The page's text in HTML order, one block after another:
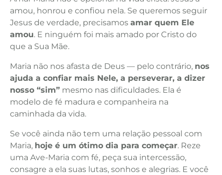
amou, honrou e confiou nela. Se queremos seguir
Jesus de verdade, precisamos amar quem Ele
amou. E ninguém foi mais amado por Cristo do
que a Sua Mãe.
Maria não nos afasta de Deus — pelo contrário, nos
ajuda a confiar mais Nele, a perseverar, a dizer
nosso “sim” mesmo nas dificuldades. Ela é
modelo de fé madura e companheira na
caminhada da vida.
Se você ainda não tem uma relação pessoal com
Maria, hoje é um ótimo dia para começar. Reze
uma Ave-Maria com fé, peça sua intercessão,
consagre a ela suas lutas, sonhos e alegrias. E você